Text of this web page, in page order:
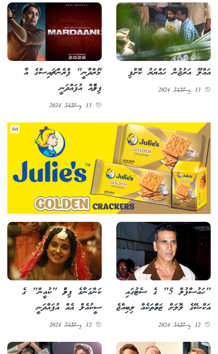
އައްލޫ އަރުޖުން ހައްޔަރު ކޮށްފި
"މަރްދާނީ" ފްރެންޗައިސްގެ އާ
ފިލްމެއް އުފައްދަނީ
Ad
"ހައުސްފުލް 5" ގެ ސެޓުގައި
އަކްޝޭގެ ލޮލަށް ޒަހަމްތަކެއް ލިބިއްޖެ
ކަންގަނާގެ ފިލްމު "ކުއީން" ގެ
ސީކުއެލް އެއް އުފައްދަނީ